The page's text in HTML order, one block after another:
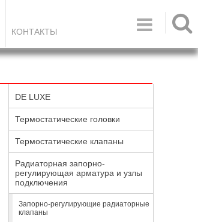

КОНТАКТЫ
DE LUXE
Термостатические головки
Термостатические клапаны
Радиаторная запорно-
регулирующая арматура и узлы
подключения
Запорно-регулирующие радиаторные
клапаны